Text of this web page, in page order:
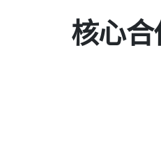
核心合